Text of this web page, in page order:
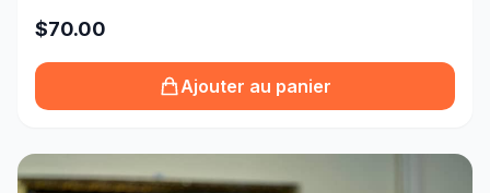
$70.00
Ajouter au panier